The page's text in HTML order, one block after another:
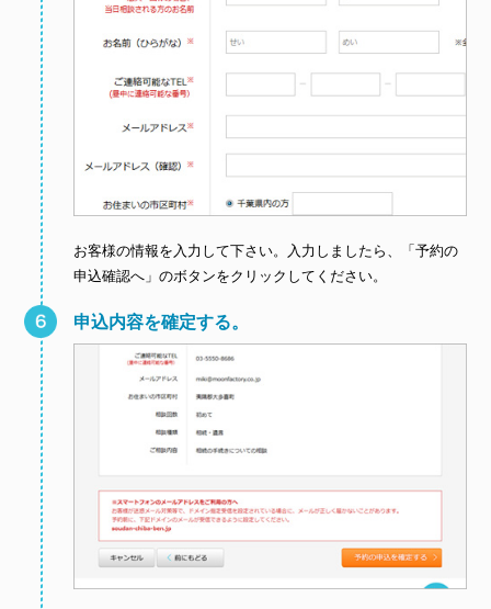
お客様の情報を入力して下さい。入力しましたら、「予約の
申込確認へ」のボタンをクリックしてください。
申込内容を確定する。